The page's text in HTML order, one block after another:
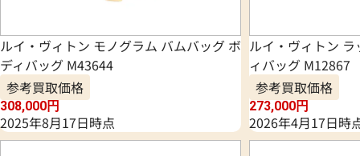
ルイ・ヴィトン モノグラム バムバッグ ボ
ディバッグ M43644
参考買取価格
308,000円
2025年8月17日時点
ルイ・ヴィトン
ィバッグ M12867
参考買取価格
273,000円
2026年4月17日時